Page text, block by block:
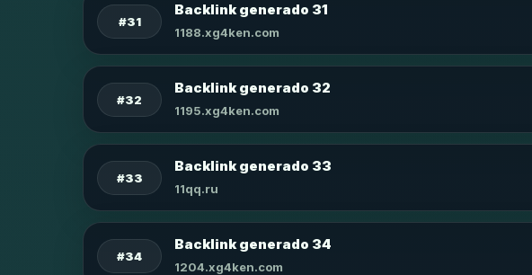
#31
Backlink generado 31
1188.xg4ken.com
#32
Backlink generado 32
1195.xg4ken.com
#33
Backlink generado 33
11qq.ru
#34
Backlink generado 34
1204.xg4ken.com